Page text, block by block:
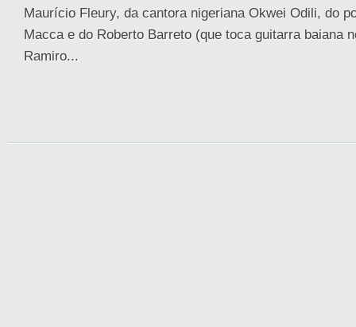
Maurício Fleury, da cantora nigeriana Okwei Odili, do
Macca e do Roberto Barreto (que toca guitarra baiana
Ramiro...